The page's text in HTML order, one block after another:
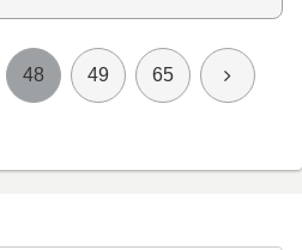
48 49 65 次